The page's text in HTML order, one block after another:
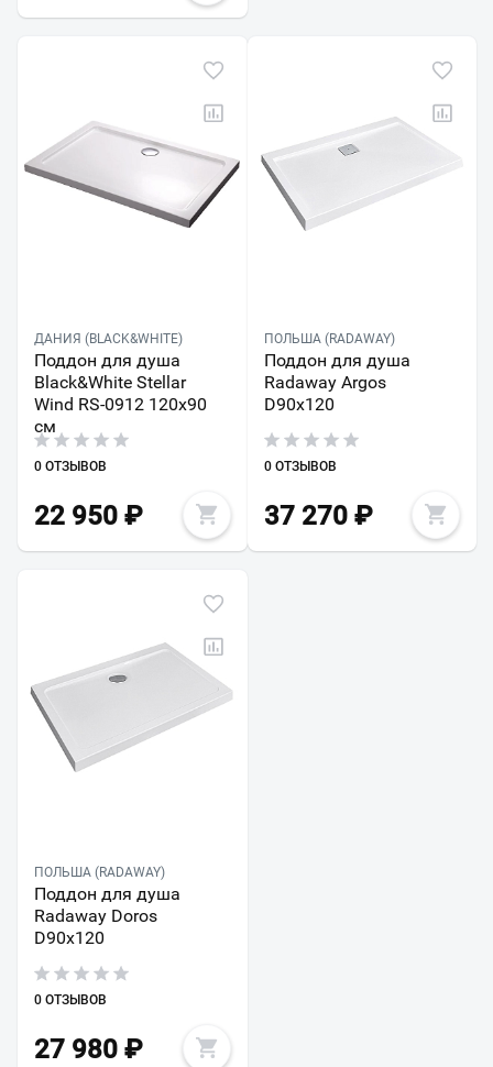
ДАНИЯ (BLACK&WHITE)
Поддон для душа
Black&White Stellar
Wind RS-0912 120х90
см
0 ОТЗЫВОВ
22 950 ₽
ПОЛЬША (RADAWAY)
Поддон для душа
Radaway Argos
D90x120
0 ОТЗЫВОВ
37 270₽
ПОЛЬША (RADAWAY)
Поддон для душа
Radaway Doros
D90x120
0 ОТЗЫВОВ
27 980 ₽